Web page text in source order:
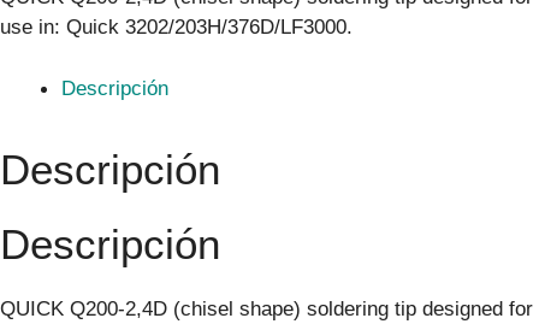
use in: Quick 3202/203H/376D/LF3000.
Descripción
Descripción
Descripción
QUICK Q200-2,4D (chisel shape) soldering tip designed for